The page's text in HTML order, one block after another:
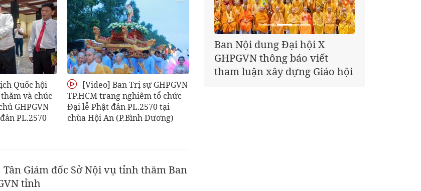
Quốc hội
và chúc
GHPGVN
PL.2570
[Video] Ban Trị sự GHPGVN
TP.HCM trang nghiêm tổ chức
Đại lễ Phật đản PL.2570 tại
chùa Hội An (P.Bình Dương)
Giám đốc Sở Nội vụ tỉnh thăm Ban
tỉnh
Ban Nội dung Đại hội X
GHPGVN thông báo viết
tham luận xây dựng Giáo hội
Giáo hội kêu gọi Tăng Ni,
Phật tử cả nước thể hiện tấm
lòng tri ân trọn vẹn nghĩa